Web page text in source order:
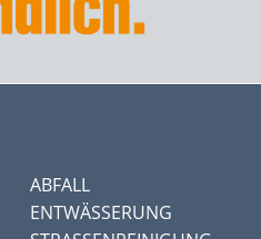
ABFALL
ENTWÄSSERUNG